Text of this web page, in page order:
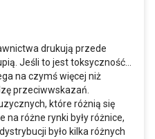
drukują przede
Jeśli to jest toksyczność...
na czymś więcej niż
przeciwwskazań.
które różnią się
na różne rynki były różnice,
było kilka różnych